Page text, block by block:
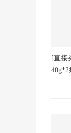
[直接
40g*2